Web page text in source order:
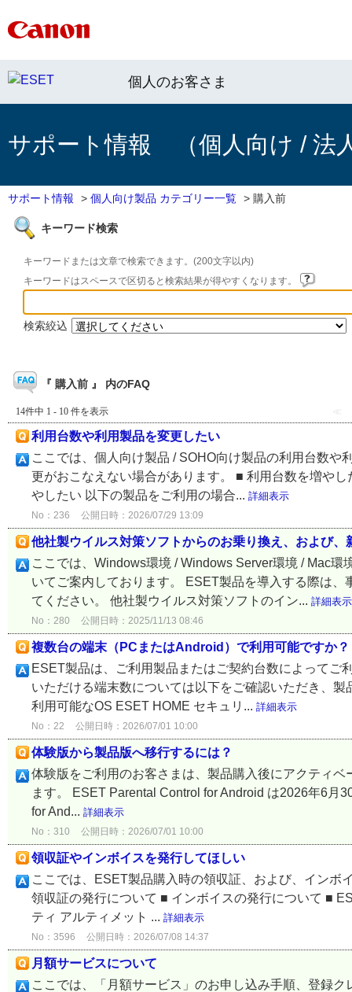
個人のお客さま
サポート情報 （個人向け / 法
サポート情報 > 個人向け製品 カテゴリー一覧 > 購入前
キーワード検索
キーワードまたは文章で検索できます。(200文字以内)
キーワードはスペースで区切ると検索結果が得やすくなります。
検索絞込
『 購入前 』 内のFAQ
14件中 1 - 10 件を表示 ≪
利用台数や利用製品を変更したい
ここでは、個人向け製品 / SOHO向け製品の利用台数
更がおこなえない場合があります。 ■ 利用台数を増や
やしたい 以下の製品をご利用の場合... 詳細表示
No：236 公開日時：2026/07/29 13:09
他社製ウイルス対策ソフトからのお乗り換え、および
ここでは、Windows環境 / Windows Server環境 / Mac
いてご案内しております。 ESET製品を導入する際は
てください。 他社製ウイルス対策ソフトのイン... 詳細表示
No：280 公開日時：2025/11/13 08:46
複数台の端末（PCまたはAndroid）で利用可能ですか？
ESET製品は、ご利用製品またはご契約台数によって
いただける端末数については以下をご確認いただき、
利用可能なOS ESET HOME セキュリ... 詳細表示
No：22 公開日時：2026/07/01 10:00
体験版から製品版へ移行するには？
体験版をご利用のお客さまは、製品購入後にアクティ
ます。 ESET Parental Control for Android は2026年6
for And... 詳細表示
No：310 公開日時：2026/07/01 10:00
領収証やインボイスを発行してほしい
ここでは、ESET製品購入時の領収証、および、イン
領収証の発行について ■ インボイスの発行について ■
ティ アルティメット ... 詳細表示
No：3596 公開日時：2026/07/08 14:37
月額サービスについて
ここでは、「月額サービス」のお申し込み手順、登録